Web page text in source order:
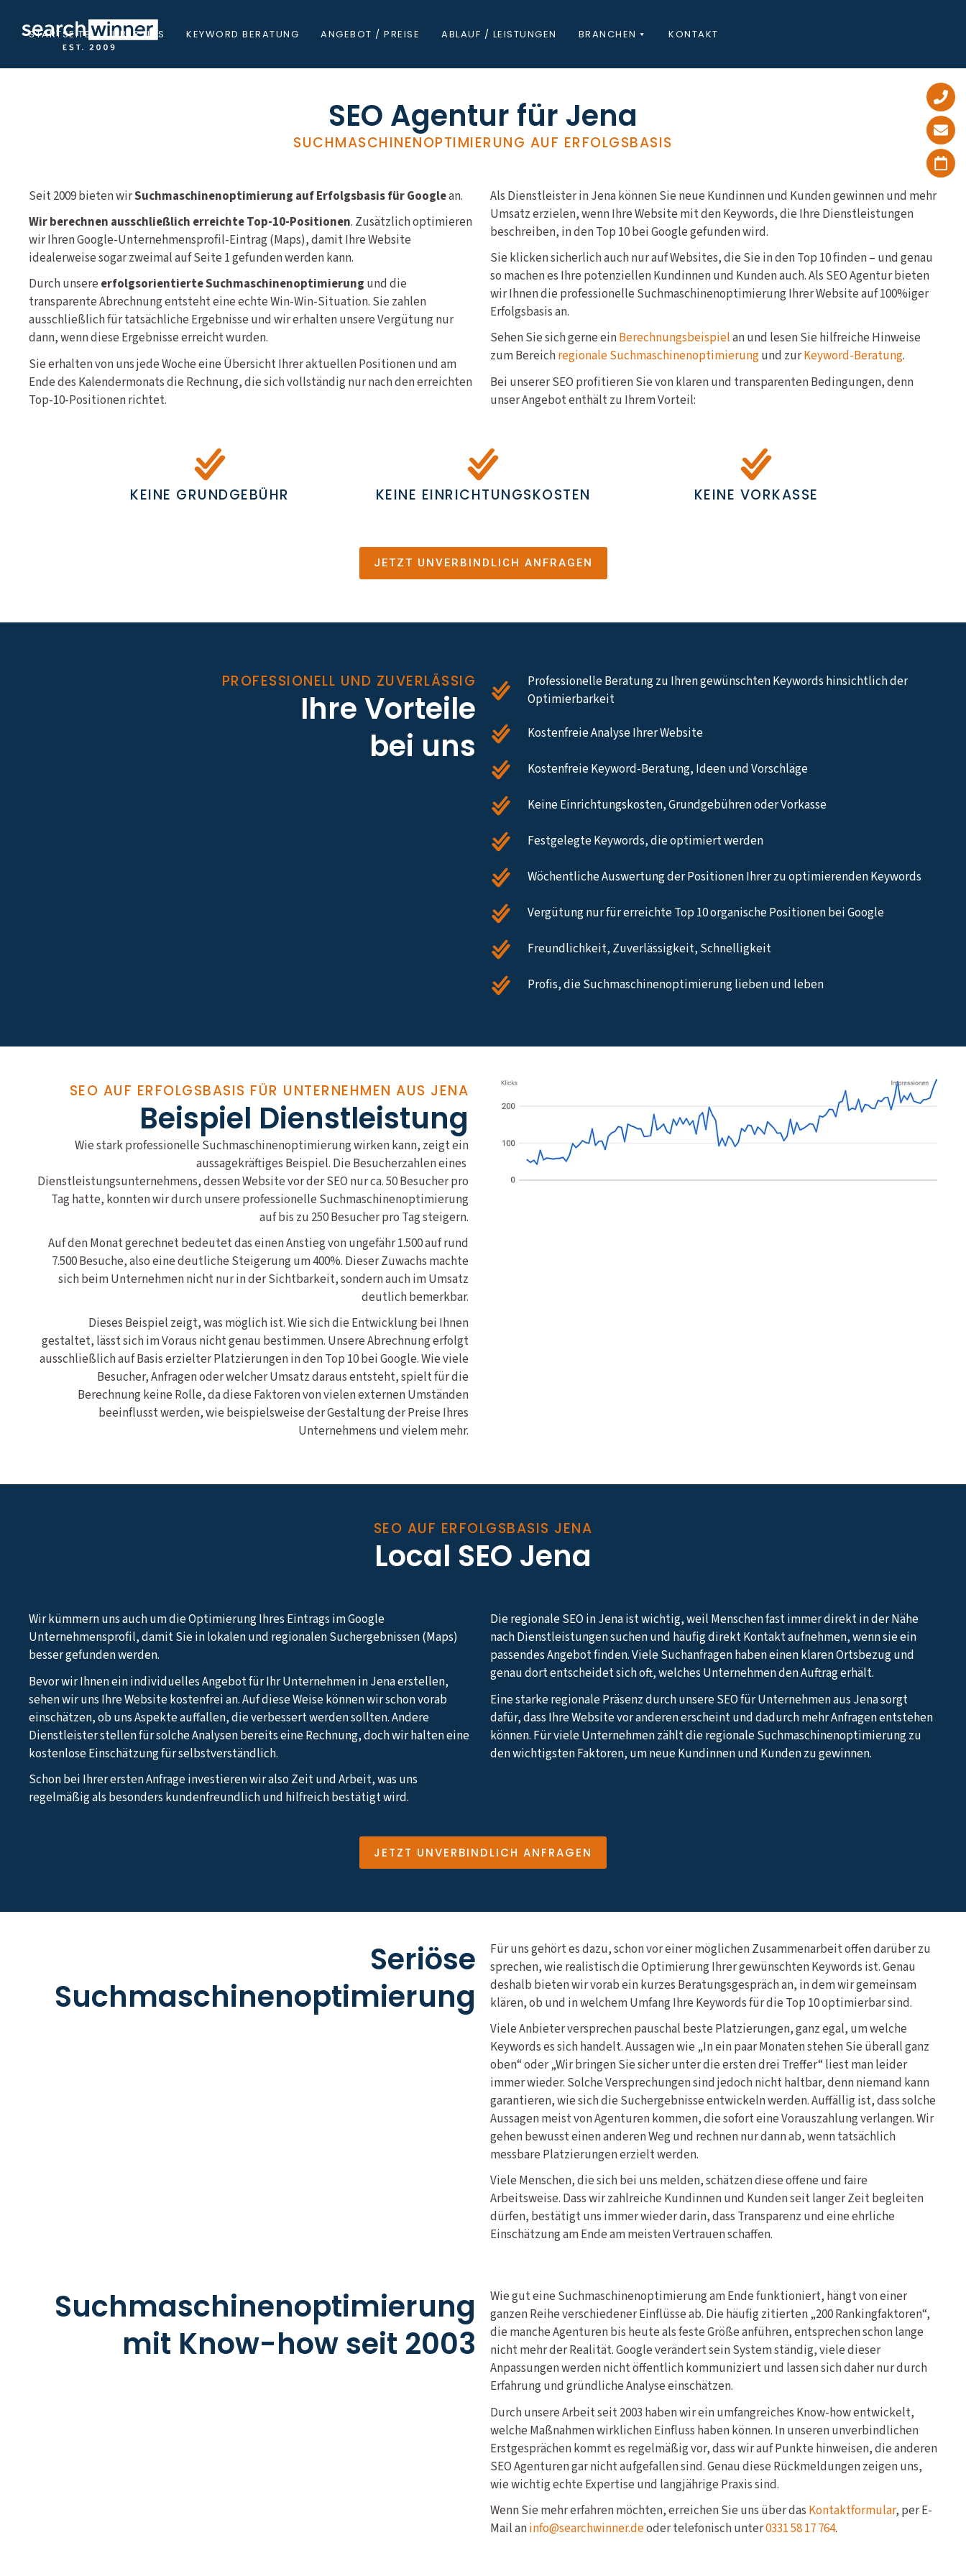
STARTSEITE ÜBER UNS KEYWORD BERATUNG ANGEBOT / PREISE ABLAUF / LEISTUNGEN BRANCHEN KONTAKT
SEO Agentur für Jena
SUCHMASCHINENOPTIMIERUNG AUF ERFOLGSBASIS
Seit 2009 bieten wirSuchmaschinenoptimierung auf Erfolgsbasis für Googlean.
Wir berechnen ausschließlich erreichte Top-10-Positionen. Zusätzlich optimieren
wir Ihren Google-Unternehmensprofil-Eintrag (Maps), damit Ihre Website
idealerweise sogar zweimal auf Seite 1 gefunden werden kann.
Durch unsere erfolgsorientierte Suchmaschinenoptimierung und die
transparente Abrechnung entsteht eine echte Win-Win-Situation. Sie zahlen
ausschließlich für tatsächliche Ergebnisse und wir erhalten unsere Vergütung nur
dann, wenn diese Ergebnisse erreicht wurden.
Sie erhalten von uns jede Woche eine Übersicht Ihrer aktuellen Positionen und am
Ende des Kalendermonats die Rechnung, die sich vollständig nur nach den erreichten
Top-10-Positionen richtet.
Als Dienstleister in Jena können Sie neue Kundinnen und Kunden gewinnen und mehr
Umsatz erzielen, wenn Ihre Website mit den Keywords, die Ihre Dienstleistungen
beschreiben, in den Top 10 bei Google gefunden wird.
Sie klicken sicherlich auch nur auf Websites, die Sie in den Top 10 finden – und genau
so machen es Ihre potenziellen Kundinnen und Kunden auch. Als SEO Agentur bieten
wir Ihnen die professionelle Suchmaschinenoptimierung Ihrer Website auf 100%iger
Erfolgsbasis an.
Sehen Sie sich gerne einBerechnungsbeispielan und lesen Sie hilfreiche Hinweise
zum Bereichregionale Suchmaschinenoptimierungund zurKeyword-Beratung.
Bei unserer SEO profitieren Sie von klaren und transparenten Bedingungen, denn
unser Angebot enthält zu Ihrem Vorteil:
KEINE GRUNDGEBÜHR KEINE EINRICHTUNGSKOSTEN KEINE VORKASSE
JETZT UNVERBINDLICH ANFRAGEN
PROFESSIONELL UND ZUVERLÄSSIG
Ihre Vorteile
bei uns
Professionelle Beratung zu Ihren gewünschten Keywords hinsichtlich der
Optimierbarkeit
Kostenfreie Analyse Ihrer Website
Kostenfreie Keyword-Beratung, Ideen und Vorschläge
Keine Einrichtungskosten, Grundgebühren oder Vorkasse
Festgelegte Keywords, die optimiert werden
Wöchentliche Auswertung der Positionen Ihrer zu optimierenden Keywords
Vergütung nur für erreichte Top 10 organische Positionen bei Google
Freundlichkeit, Zuverlässigkeit, Schnelligkeit
Profis, die Suchmaschinenoptimierung lieben und leben
SEO AUF ERFOLGSBASIS FÜR UNTERNEHMEN AUS JENA
Beispiel Dienstleistung
Wie stark professionelle Suchmaschinenoptimierung wirken kann, zeigt ein
aussagekräftiges Beispiel. Die Besucherzahlen eines
Dienstleistungsunternehmens, dessen Website vor der SEO nur ca. 50 Besucher pro
Tag hatte, konnten wir durch unsere professionelle Suchmaschinenoptimierung
auf bis zu 250 Besucher pro Tag steigern.
Auf den Monat gerechnet bedeutet das einen Anstieg von ungefähr 1.500 auf rund
7.500 Besuche, also eine deutliche Steigerung um 400%. Dieser Zuwachs machte
sich beim Unternehmen nicht nur in der Sichtbarkeit, sondern auch im Umsatz
deutlich bemerkbar.
Dieses Beispiel zeigt, was möglich ist. Wie sich die Entwicklung bei Ihnen
gestaltet, lässt sich im Voraus nicht genau bestimmen. Unsere Abrechnung erfolgt
ausschließlich auf Basis erzielter Platzierungen in den Top 10 bei Google. Wie viele
Besucher, Anfragen oder welcher Umsatz daraus entsteht, spielt für die
Berechnung keine Rolle, da diese Faktoren von vielen externen Umständen
beeinflusst werden, wie beispielsweise der Gestaltung der Preise Ihres
Unternehmens und vielem mehr.
SEO AUF ERFOLGSBASIS JENA
Local SEO Jena
Wir kümmern uns auch um die Optimierung Ihres Eintrags im Google
Unternehmensprofil, damit Sie in lokalen und regionalen Suchergebnissen (Maps)
besser gefunden werden.
Bevor wir Ihnen ein individuelles Angebot für Ihr Unternehmen in Jena erstellen,
sehen wir uns Ihre Website kostenfrei an. Auf diese Weise können wir schon vorab
einschätzen, ob uns Aspekte auffallen, die verbessert werden sollten. Andere
Dienstleister stellen für solche Analysen bereits eine Rechnung, doch wir halten eine
kostenlose Einschätzung für selbstverständlich.
Schon bei Ihrer ersten Anfrage investieren wir also Zeit und Arbeit, was uns
regelmäßig als besonders kundenfreundlich und hilfreich bestätigt wird.
Die regionale SEO in Jena ist wichtig, weil Menschen fast immer direkt in der Nähe
nach Dienstleistungen suchen und häufig direkt Kontakt aufnehmen, wenn sie ein
passendes Angebot finden. Viele Suchanfragen haben einen klaren Ortsbezug und
genau dort entscheidet sich oft, welches Unternehmen den Auftrag erhält.
Eine starke regionale Präsenz durch unsere SEO für Unternehmen aus Jena sorgt
dafür, dass Ihre Website vor anderen erscheint und dadurch mehr Anfragen entstehen
können. Für viele Unternehmen zählt die regionale Suchmaschinenoptimierung zu
den wichtigsten Faktoren, um neue Kundinnen und Kunden zu gewinnen.
JETZT UNVERBINDLICH ANFRAGEN
Seriöse
Suchmaschinenoptimierung
Für uns gehört es dazu, schon vor einer möglichen Zusammenarbeit offen darüber zu
sprechen, wie realistisch die Optimierung Ihrer gewünschten Keywords ist. Genau
deshalb bieten wir vorab ein kurzes Beratungsgespräch an, in dem wir gemeinsam
klären, ob und in welchem Umfang Ihre Keywords für die Top 10 optimierbar sind.
Viele Anbieter versprechen pauschal beste Platzierungen, ganz egal, um welche
Keywords es sich handelt. Aussagen wie „In ein paar Monaten stehen Sie überall ganz
oben“ oder „Wir bringen Sie sicher unter die ersten drei Treffer“ liest man leider
immer wieder. Solche Versprechungen sind jedoch nicht haltbar, denn niemand kann
garantieren, wie sich die Suchergebnisse entwickeln werden. Auffällig ist, dass solche
Aussagen meist von Agenturen kommen, die sofort eine Vorauszahlung verlangen. Wir
gehen bewusst einen anderen Weg und rechnen nur dann ab, wenn tatsächlich
messbare Platzierungen erzielt werden.
Viele Menschen, die sich bei uns melden, schätzen diese offene und faire
Arbeitsweise. Dass wir zahlreiche Kundinnen und Kunden seit langer Zeit begleiten
dürfen, bestätigt uns immer wieder darin, dass Transparenz und eine ehrliche
Einschätzung am Ende am meisten Vertrauen schaffen.
Suchmaschinenoptimierung
mit Know-how seit 2003
Wie gut eine Suchmaschinenoptimierung am Ende funktioniert, hängt von einer
ganzen Reihe verschiedener Einflüsse ab. Die häufig zitierten „200 Rankingfaktoren“,
die manche Agenturen bis heute als feste Größe anführen, entsprechen schon lange
nicht mehr der Realität. Google verändert sein System ständig, viele dieser
Anpassungen werden nicht öffentlich kommuniziert und lassen sich daher nur durch
Erfahrung und gründliche Analyse einschätzen.
Durch unsere Arbeit seit 2003 haben wir ein umfangreiches Know-how entwickelt,
welche Maßnahmen wirklichen Einfluss haben können. In unseren unverbindlichen
Erstgesprächen kommt es regelmäßig vor, dass wir auf Punkte hinweisen, die anderen
SEO Agenturen gar nicht aufgefallen sind. Genau diese Rückmeldungen zeigen uns,
wie wichtig echte Expertise und langjährige Praxis sind.
Wenn Sie mehr erfahren möchten, erreichen Sie uns über das Kontaktformular, per E-
Mail aninfo@searchwinner.deoder telefonisch unter0331 58 17 764.